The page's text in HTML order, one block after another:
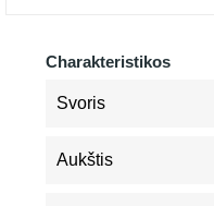
Charakteristikos
Svoris
Aukštis